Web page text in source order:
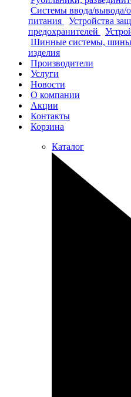
Системы ввода/вывода/
питания
Устройства
предохранителей
Шинные системы, шины
изделия
Производители
Услуги
Новости
О компании
Акции
Контакты
Корзина
Каталог